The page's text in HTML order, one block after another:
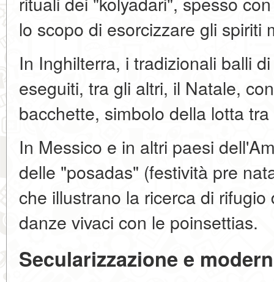
lo scopo di esorcizzare gli spiriti
In Inghilterra, i tradizionali balli
eseguiti, tra gli altri, il Natale,
bacchette, simbolo della lotta
In Messico e in altri paesi
delle "posadas" (festività pre
che illustrano la ricerca di
danze vivaci con le poinsettias.
Secularizzazione e